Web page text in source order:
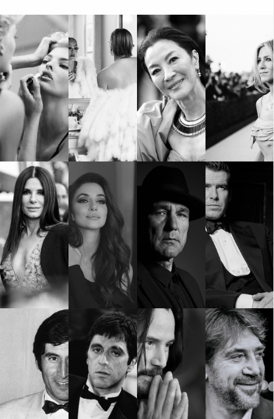
КАТЕГОРИИ
Wine&Dine
Подкасти
Мода
Dialogue
Изкуство
Красота
Цветно
Гурме
Пътувай
Wellness
ЗА НАС
Условия за
ползване
За нас
Реклама
Политика за
поверителност
ModerenDom
СЛЕДВАЙТЕ НИ
Facebook Instagram Twitter
Pinterest
YouTube
Spotify Soundcloud
Ако нашият сайт ви харесва, можете да се абонирате за
седмичния ни нюзлетър тук:
© 2026, HighViewArt | Всички права запазени